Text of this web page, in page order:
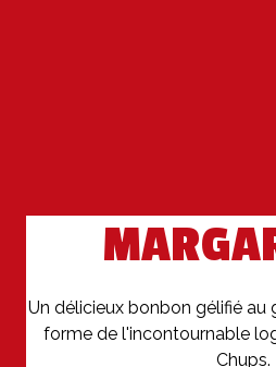
Un délicieux bonbon gélifié au
forme de l'incontournable